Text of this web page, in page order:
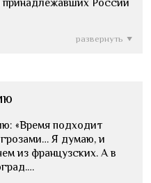
России
развернуть
«Время подходит
грозами… Я думаю, и
из французских. А в